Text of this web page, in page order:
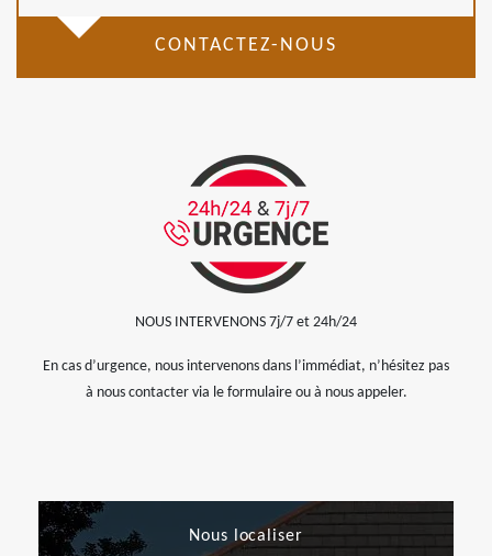
CONTACTEZ-NOUS
NOUS INTERVENONS 7j/7 et 24h/24
En cas d’urgence, nous intervenons dans l’immédiat, n’hésitez pas
à nous contacter via le formulaire ou à nous appeler.
Nous localiser